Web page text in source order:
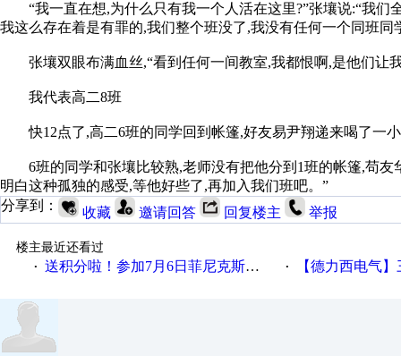
“我一直在想,为什么只有我一个人活在这里?”张壤说:“我们
我这么存在着是有罪的,我们整个班没了,我没有任何一个同班同
张壤双眼布满血丝,“看到任何一间教室,我都恨啊,是他们让
我代表高二8班
快12点了,高二6班的同学回到帐篷,好友易尹翔递来喝了一
6班的同学和张壤比较熟,老师没有把他分到1班的帐篷,苟友
明白这种孤独的感受,等他好些了,再加入我们班吧。”
分享到：
收藏 邀请回答 回复楼主 举报
楼主最近还看过
· 送积分啦！参加7月6日菲尼克斯在线研讨会即得 · 【德力西电气】三